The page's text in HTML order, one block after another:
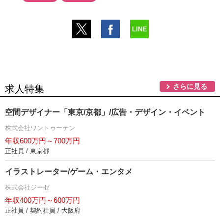
求人特集 さらに見る
空間デザイナー「東京/京都」/広告・デザイン・イベント
株式会社ワントゥーテン
年収600万円～700万円
正社員 / 東京都
イラストレーター/ゲーム・エンタメ
株式会社ジーゼ
年収400万円～600万円
正社員 / 契約社員 / 大阪府